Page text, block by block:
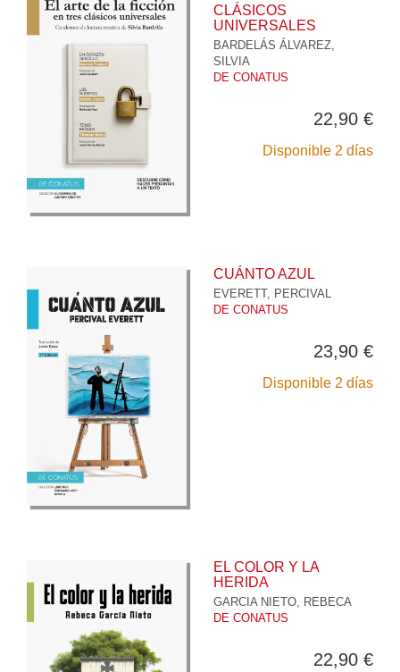
CLÁSICOS
UNIVERSALES
BARDELÁS ÁLVAREZ,
SILVIA
DE CONATUS
22,90 €
Disponible 2 días
CUÁNTO AZUL
EVERETT, PERCIVAL
DE CONATUS
23,90 €
Disponible 2 días
EL COLOR Y LA
HERIDA
GARCIA NIETO, REBECA
DE CONATUS
22,90 €